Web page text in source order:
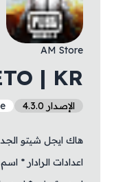
AM Store
| KR
الإصدار 4.3.0